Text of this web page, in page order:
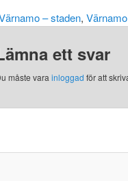
– staden,
ett svar
måste varainloggad för att